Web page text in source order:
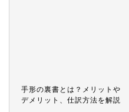
手形の裏書とは？メリットや
デメリット、仕訳方法を解説